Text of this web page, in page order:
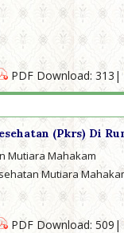
PDF Download: 313|
(Pkrs) Di
Mutiara Mahakam
Mutiara
PDF Download: 509|